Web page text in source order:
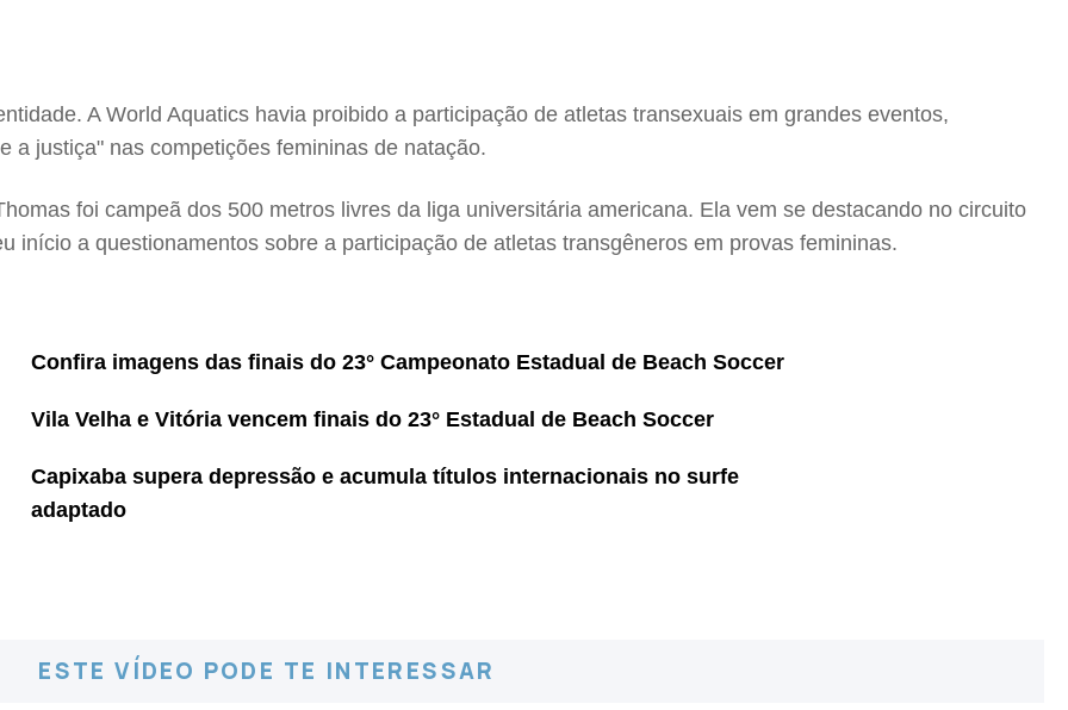
A World Aquatics havia proibido a participação de atletas transexuais em grandes eventos,
a justiça" nas competições femininas de natação.
foi campeã dos 500 metros livres da liga universitária americana. Ela vem se destacando no circuito
início a questionamentos sobre a participação de atletas transgêneros em provas femininas.
Confira imagens das finais do 23° Campeonato Estadual de Beach Soccer
Vila Velha e Vitória vencem finais do 23° Estadual de Beach Soccer
Capixaba supera depressão e acumula títulos internacionais no surfe
adaptado
ESTE VÍDEO PODE TE INTERESSAR